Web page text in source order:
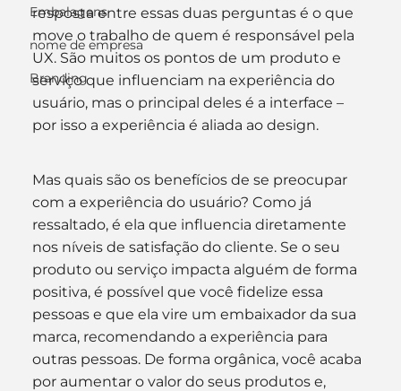
Embalagens
nome de empresa
Branding
resposta entre essas duas perguntas é o que
move o trabalho de quem é responsável pela
UX. São muitos os pontos de um produto e
serviço que influenciam na experiência do
usuário, mas o principal deles é a interface –
por isso a experiência é aliada ao design.
Mas quais são os benefícios de se preocupar
com a experiência do usuário? Como já
ressaltado, é ela que influencia diretamente
nos níveis de satisfação do cliente. Se o seu
produto ou serviço impacta alguém de forma
positiva, é possível que você fidelize essa
pessoas e que ela vire um embaixador da sua
marca, recomendando a experiência para
outras pessoas. De forma orgânica, você acaba
por aumentar o valor do seus produtos e,